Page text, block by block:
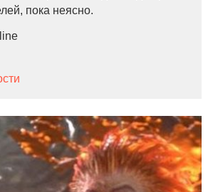
пока неясно.